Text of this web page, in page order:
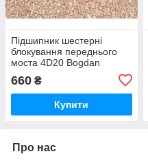
Підшипник шестерні
блокування переднього
моста 4D20 Bogdan
660 ₴
Купити
Про нас